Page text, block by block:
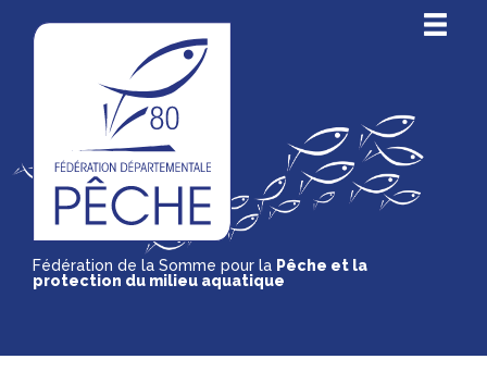
Fédération de la Somme pour la Pêche et la
protection du milieu aquatique